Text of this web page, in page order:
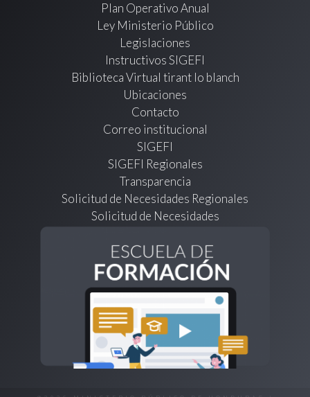
Plan Operativo Anual
Ley Ministerio Público
Legislaciones
Instructivos SIGEFI
Biblioteca Virtual tirant lo blanch
Ubicaciones
Contacto
Correo institucional
SIGEFI
SIGEFI Regionales
Transparencia
Solicitud de Necesidades Regionales
Solicitud de Necesidades